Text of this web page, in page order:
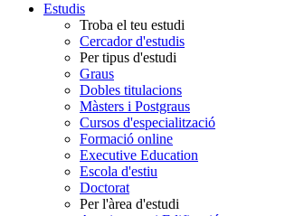
Estudis
Troba el teu estudi
Cercador d'estudis
Per tipus d'estudi
Graus
Dobles titulacions
Màsters i Postgraus
Cursos d'especialització
Formació online
Executive Education
Escola d'estiu
Doctorat
Per l'àrea d'estudi